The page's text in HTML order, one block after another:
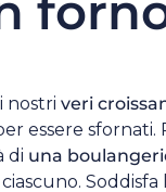
nostri veri
essere sfornati.
di una
ciascuno.